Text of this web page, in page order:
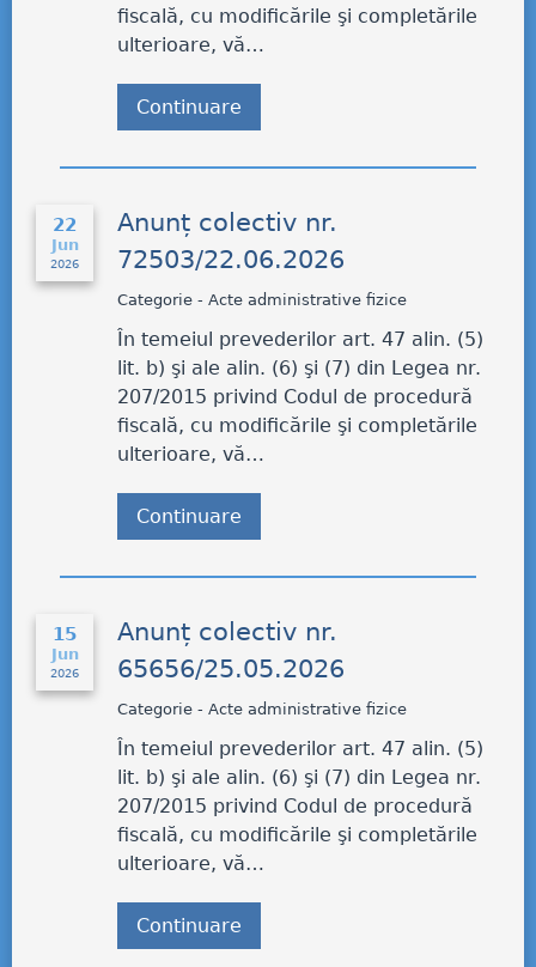
fiscală, cu modificările şi completările
ulterioare, vă…
Continuare
22
Jun
2026
Anunț colectiv nr.
72503/22.06.2026
Categorie - Acte administrative fizice
În temeiul prevederilor art. 47 alin. (5)
lit. b) şi ale alin. (6) şi (7) din Legea nr.
207/2015 privind Codul de procedură
fiscală, cu modificările şi completările
ulterioare, vă…
Continuare
15
Jun
2026
Anunț colectiv nr.
65656/25.05.2026
Categorie - Acte administrative fizice
În temeiul prevederilor art. 47 alin. (5)
lit. b) şi ale alin. (6) şi (7) din Legea nr.
207/2015 privind Codul de procedură
fiscală, cu modificările şi completările
ulterioare, vă…
Continuare